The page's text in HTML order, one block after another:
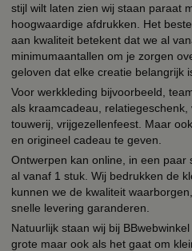
stijl wilt laten zien wij staan paraat
hoogwaardige afdrukken. Het
aan kwaliteit betekent dat we al
minimumaantallen om je zorgen
geloven dat elke creatie belangrijk
Voor werkkleding bijvoorbeeld,
als kraamcadeau, relatiegeschenk,
touwerij, vrijgezellenfeest. Maar
en origineel cadeau te geven.
Ontwerpen kan online, in een paar
al vanaf 1 stuk. Wij bedrukken de
kunnen we de kwaliteit
snelle levering garanderen.
Natuurlijk staan wij bij
grote maar ook als het gaat om